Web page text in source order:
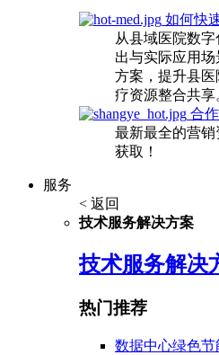
如何快
从县域医院数
出与实际应用
方案，提升县
疗资源整合共享
合
最新最全的营
获取！
服务
< 返回
技术服务解决方案
技术服务解决
热门推荐
数据中心绿色节